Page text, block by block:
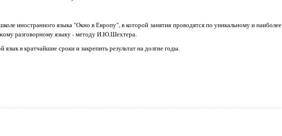
иностранного языка "Окно в Европу", в которой занятия проводятся по уникальному и наиболее
разговорному языку - методу И.Ю.Шехтера.
в кратчайшие сроки и закрепить результат на долгие годы.